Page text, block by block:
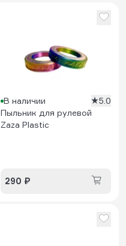
В наличии
5.0
Пыльник для рулевой
Zaza Plastic
290 ₽